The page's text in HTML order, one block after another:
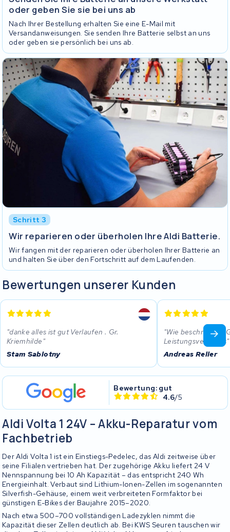
oder geben Sie sie bei uns ab
Nach Ihrer Bestellung erhalten Sie eine E-Mail mit
Versandanweisungen. Sie senden Ihre Batterie selbst an uns
oder geben sie persönlich bei uns ab.
Schritt 3
Wir reparieren oder überholen Ihre Aldi Batterie.
Wir fangen mit der reparieren oder überholen Ihrer Batterie an
und halten Sie über den Fortschritt auf dem Laufenden.
Bewertungen unserer Kunden
danke alles ist gut Verlaufen . Gr.
Kriemhilde
Stam Sablotny
Wie beschrieben.
Leistungsverhätnis
Andreas Reller
Bewertung: gut
4.6/5
Aldi Volta 1 24V – Akku-Reparatur vom
Fachbetrieb
Der Aldi Volta 1 ist ein Einstiegs-Pedelec, das Aldi zeitweise über
seine Filialen vertrieben hat. Der zugehörige Akku liefert 24 V
Nennspannung bei 10 Ah Kapazität – das entspricht 240 Wh
Energieinhalt. Verbaut sind Lithium-Ionen-Zellen im sogenannten
Silverfish-Gehäuse, einem weit verbreiteten Formfaktor bei
günstigen E-Bikes der Baujahre 2015–2020.
Nach etwa 500–700 vollständigen Ladezyklen nimmt die
Kapazität dieser Zellen deutlich ab. Bei KWS Seuren tauschen wir